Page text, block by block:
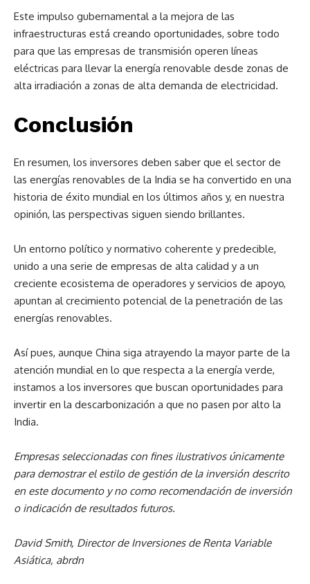
Este impulso gubernamental a la mejora de las
infraestructuras está creando oportunidades, sobre todo
para que las empresas de transmisión operen líneas
eléctricas para llevar la energía renovable desde zonas de
alta irradiación a zonas de alta demanda de electricidad.
Conclusión
En resumen, los inversores deben saber que el sector de
las energías renovables de la India se ha convertido en una
historia de éxito mundial en los últimos años y, en nuestra
opinión, las perspectivas siguen siendo brillantes.
Un entorno político y normativo coherente y predecible,
unido a una serie de empresas de alta calidad y a un
creciente ecosistema de operadores y servicios de apoyo,
apuntan al crecimiento potencial de la penetración de las
energías renovables.
Así pues, aunque China siga atrayendo la mayor parte de la
atención mundial en lo que respecta a la energía verde,
instamos a los inversores que buscan oportunidades para
invertir en la descarbonización a que no pasen por alto la
India.
Empresas seleccionadas con fines ilustrativos únicamente
para demostrar el estilo de gestión de la inversión descrito
en este documento y no como recomendación de inversión
o indicación de resultados futuros.
David Smith, Director de Inversiones de Renta Variable
Asiática, abrdn